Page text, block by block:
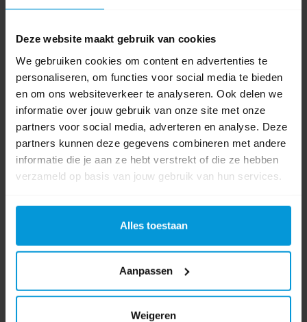
Deze website maakt gebruik van cookies
We gebruiken cookies om content en advertenties te
personaliseren, om functies voor social media te bieden
en om ons websiteverkeer te analyseren. Ook delen we
informatie over jouw gebruik van onze site met onze
partners voor social media, adverteren en analyse. Deze
partners kunnen deze gegevens combineren met andere
informatie die je aan ze hebt verstrekt of die ze hebben
verzameld op basis van jouw gebruik van hun services.
Alles toestaan
Aanpassen
Weigeren
Artikelnummer:2050002504
Gewicht: 110 gr
Luchtverfrisser categorie: Geurbestrijding
€26,91
Direct leverbaar
Exclusief btw.